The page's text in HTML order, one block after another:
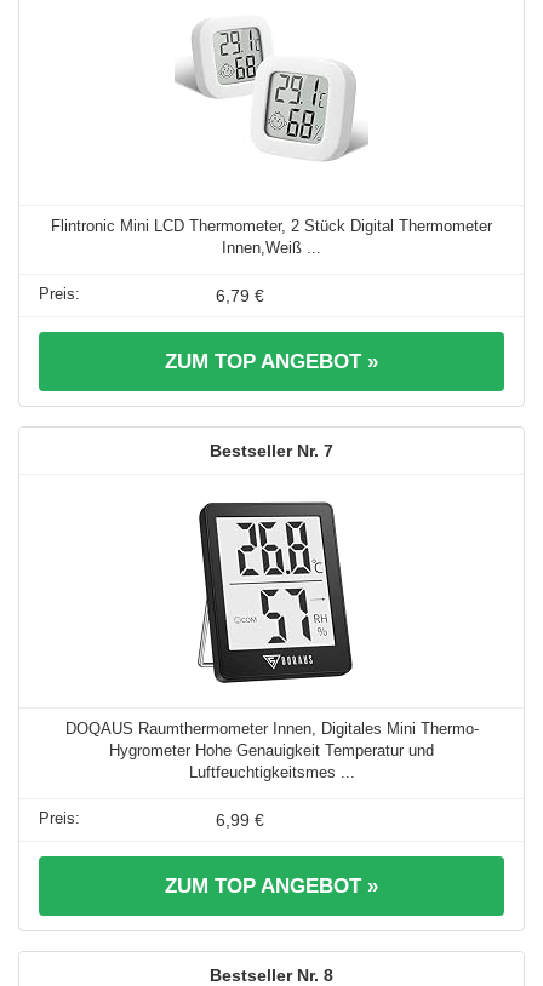
Flintronic Mini LCD Thermometer, 2 Stück Digital Thermometer
Innen,Weiß ...
6,79 €
ZUM TOP ANGEBOT »
7
DOQAUS Raumthermometer Innen, Digitales Mini Thermo-
Hygrometer Hohe Genauigkeit Temperatur und
Luftfeuchtigkeitsmes ...
6,99 €
ZUM TOP ANGEBOT »
8